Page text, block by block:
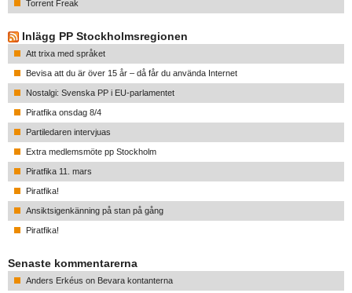
Torrent Freak
Inlägg PP Stockholmsregionen
Att trixa med språket
Bevisa att du är över 15 år – då får du använda Internet
Nostalgi: Svenska PP i EU-parlamentet
Piratfika onsdag 8/4
Partiledaren intervjuas
Extra medlemsmöte pp Stockholm
Piratfika 11. mars
Piratfika!
Ansiktsigenkänning på stan på gång
Piratfika!
Senaste kommentarerna
Anders Erkéus on Bevara kontanterna